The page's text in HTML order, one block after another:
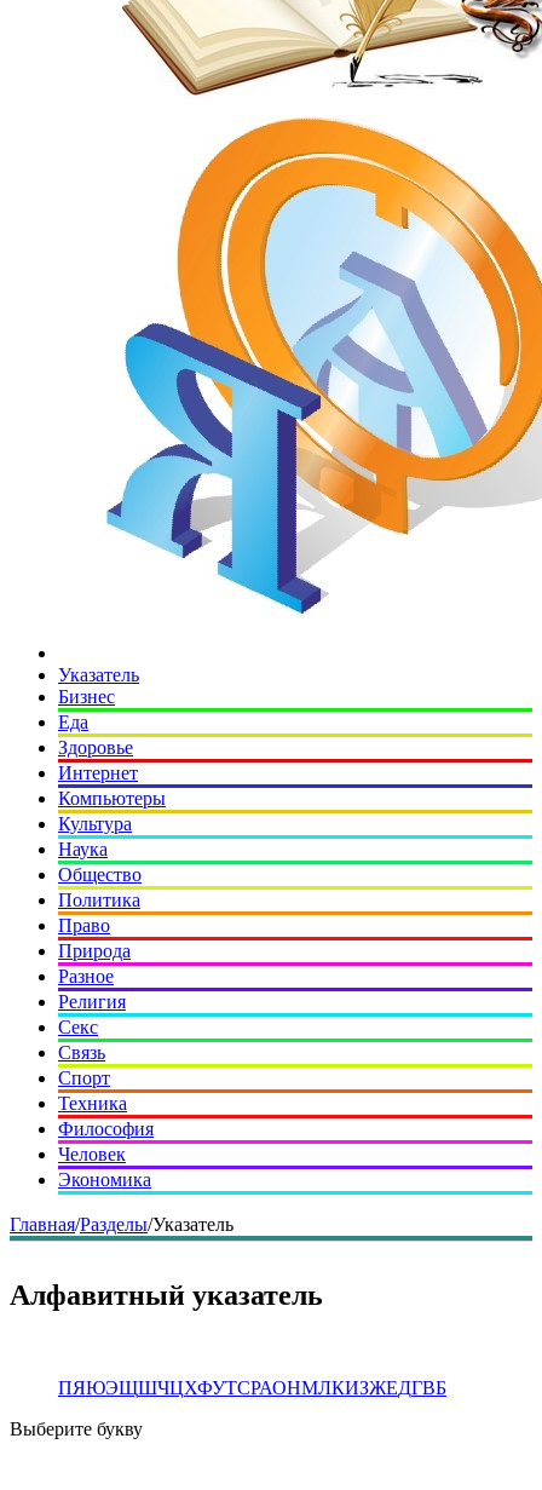
Указатель
Бизнес
Еда
Здоровье
Интернет
Компьютеры
Культура
Наука
Общество
Политика
Право
Природа
Разное
Религия
Секс
Связь
Спорт
Техника
Философия
Человек
Экономика
Главная/Разделы/Указатель
Алфавитный указатель
ПЯЮЭЩШЧЦХФУТСРАОНМЛКИЗЖЕДГВБ
Выберите букву